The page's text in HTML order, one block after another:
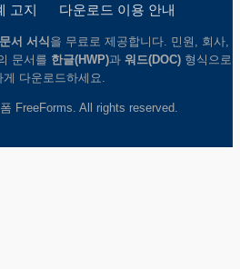
고지
다운로드 이용 안내
서 서식 을 무료로 제공합니다. 민원, 회사,
문서를 한글(HWP)과 워드(DOC) 형식으로
게 다운로드하세요.
FreeForms. All rights reserved.